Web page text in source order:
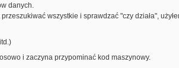
danych.
wszystkie i sprawdzać "czy działa",
i zaczyna przypominać kod maszynowy.